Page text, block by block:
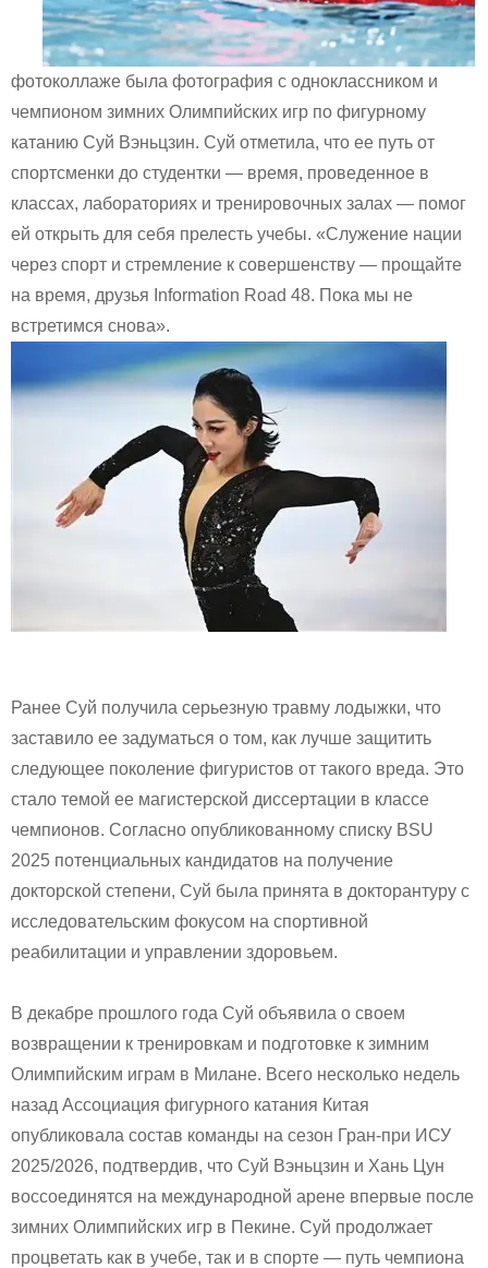
фотоколлаже была фотография с одноклассником и
чемпионом зимних Олимпийских игр по фигурному
катанию Суй Вэньцзин. Суй отметила, что ее путь от
спортсменки до студентки — время, проведенное в
классах, лабораториях и тренировочных залах — помог
ей открыть для себя прелесть учебы. «Служение нации
через спорт и стремление к совершенству — прощайте
на время, друзья Information Road 48. Пока мы не
встретимся снова».
Ранее Суй получила серьезную травму лодыжки, что
заставило ее задуматься о том, как лучше защитить
следующее поколение фигуристов от такого вреда. Это
стало темой ее магистерской диссертации в классе
чемпионов. Согласно опубликованному списку BSU
2025 потенциальных кандидатов на получение
докторской степени, Суй была принята в докторантуру с
исследовательским фокусом на спортивной
реабилитации и управлении здоровьем.
В декабре прошлого года Суй объявила о своем
возвращении к тренировкам и подготовке к зимним
Олимпийским играм в Милане. Всего несколько недель
назад Ассоциация фигурного катания Китая
опубликовала состав команды на сезон Гран-при ИСУ
2025/2026, подтвердив, что Суй Вэньцзин и Хань Цун
воссоединятся на международной арене впервые после
зимних Олимпийских игр в Пекине. Суй продолжает
процветать как в учебе, так и в спорте — путь чемпиона